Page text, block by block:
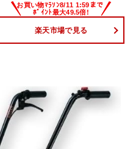
楽天市場で見る